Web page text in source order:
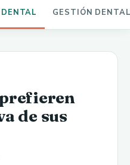
GESTIÓN
de sus